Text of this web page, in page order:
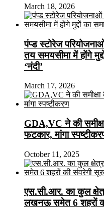
March 18, 2026
पंप्ड स्टोरेज
तय समयसीमा में होंगे
‘नंदी’
March 17, 2026
GDA,VC ने की
फटकार, मांगा
October 11, 2025
एस.सी.आर. का कुल
लखनऊ समेत 6 शहरों